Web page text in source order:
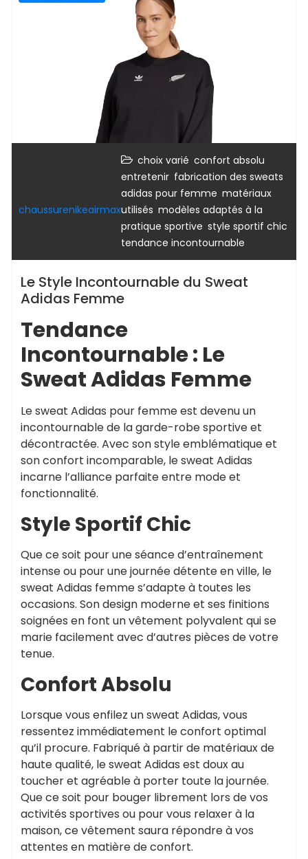
chaussurenikeairmax
choix varié confort absolu
entretenir fabrication des sweats
adidas pour femme matériaux
utilisés modèles adaptés à la
pratique sportive style sportif chic
tendance incontournable
Le Style Incontournable du Sweat
Adidas Femme
Tendance
Incontournable : Le
Sweat Adidas Femme
Le sweat Adidas pour femme est devenu un
incontournable de la garde-robe sportive et
décontractée. Avec son style emblématique et
son confort incomparable, le sweat Adidas
incarne l’alliance parfaite entre mode et
fonctionnalité.
Style Sportif Chic
Que ce soit pour une séance d’entraînement
intense ou pour une journée détente en ville, le
sweat Adidas femme s’adapte à toutes les
occasions. Son design moderne et ses finitions
soignées en font un vêtement polyvalent qui se
marie facilement avec d’autres pièces de votre
tenue.
Confort Absolu
Lorsque vous enfilez un sweat Adidas, vous
ressentez immédiatement le confort optimal
qu’il procure. Fabriqué à partir de matériaux de
haute qualité, le sweat Adidas est doux au
toucher et agréable à porter toute la journée.
Que ce soit pour bouger librement lors de vos
activités sportives ou pour vous relaxer à la
maison, ce vêtement saura répondre à vos
attentes en matière de confort.